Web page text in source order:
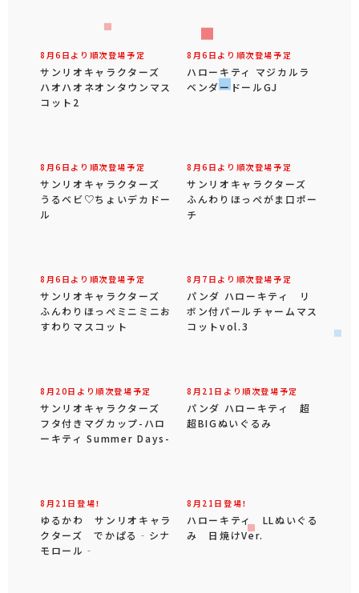
8月6日より順次登場予定
サンリオキャラクターズ
ハオハオネオンタウンマス
コット2
8月6日より順次登場予定
ハローキティ マジカルラ
ベンダードールGJ
8月6日より順次登場予定
サンリオキャラクターズ
うるベビ♡ちょいデカドー
ル
8月6日より順次登場予定
サンリオキャラクターズ
ふんわりほっぺがま口ポー
チ
8月6日より順次登場予定
サンリオキャラクターズ
ふんわりほっぺミニミニお
すわりマスコット
8月7日より順次登場予定
パンダ ハローキティ リ
ボン付パールチャームマス
コットvol.3
8月20日より順次登場予定
サンリオキャラクターズ
フタ付きマグカップ-ハロ
ーキティ Summer Days-
8月21日より順次登場予定
パンダ ハローキティ 超
超BIGぬいぐるみ
8月21日登場！
ゆるかわ サンリオキャラ
クターズ でかぱる‐シナ
モロール‐
8月21日登場！
ハローキティ LLぬいぐる
み 日焼けVer.